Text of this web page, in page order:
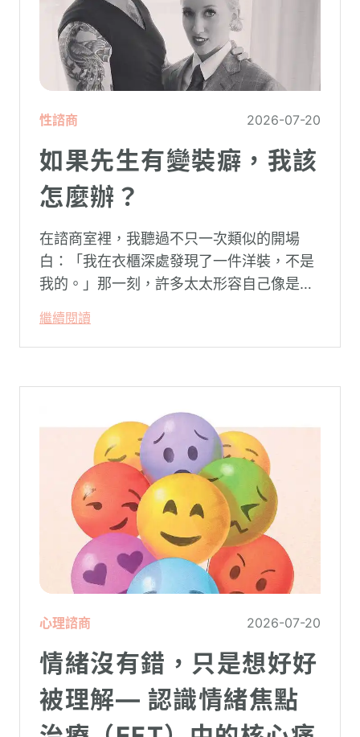
性諮商 2026-07-20
如果先生有變裝癖，我該
怎麼辦？
在諮商室裡，我聽過不只一次類似的開場
白：「我在衣櫃深處發現了一件洋裝，不是
我的。」那一刻，許多太太形容自己像是踩
陌生。
繼續閱讀
心理諮商 2026-07-20
情緒沒有錯，只是想好好
被理解— 認識情緒焦點